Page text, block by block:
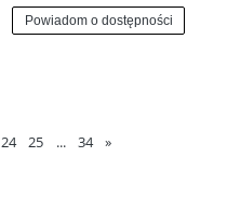
Powiadom o dostępności
24 25 ... 34 »